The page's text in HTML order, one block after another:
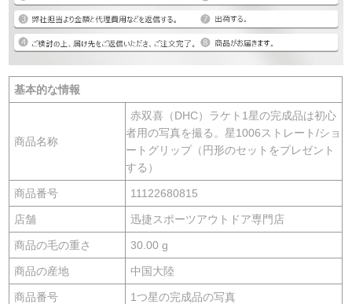
基本的な情報
商品名称
赤双喜（DHC）ラケト1星の完成品は初心
者用の写真を撮る。星1006ストレート/ショ
ートグリップ（円形のセットをプレゼント
する）
商品番号 11122680815
店舗 迅捷スポーツアウトドア専門店
商品の毛の重さ 30.00 g
商品の産地 中国大陸
商品番号 1つ星の完成品の写真